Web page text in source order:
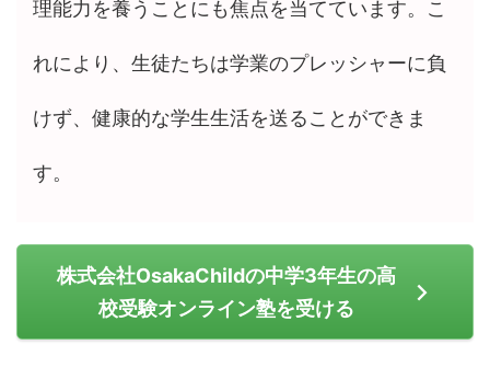
理能力を養うことにも焦点を当てています。こ
れにより、生徒たちは学業のプレッシャーに負
けず、健康的な学生生活を送ることができま
す。
株式会社OsakaChildの中学3年生の高
校受験オンライン塾を受ける